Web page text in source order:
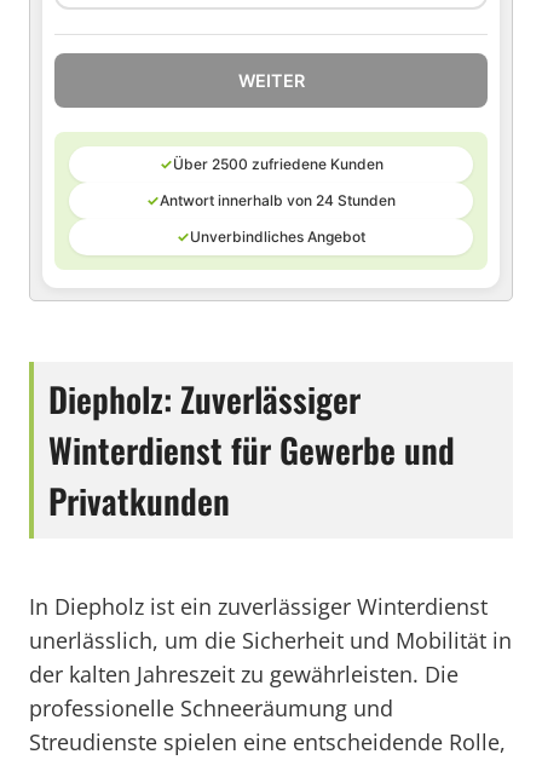
WEITER
✓Über 2500 zufriedene Kunden
✓Antwort innerhalb von 24 Stunden
✓Unverbindliches Angebot
Diepholz: Zuverlässiger
Winterdienst für Gewerbe und
Privatkunden
In Diepholz ist ein zuverlässiger Winterdienst
unerlässlich, um die Sicherheit und Mobilität in
der kalten Jahreszeit zu gewährleisten. Die
professionelle Schneeräumung und
Streudienste spielen eine entscheidende Rolle,